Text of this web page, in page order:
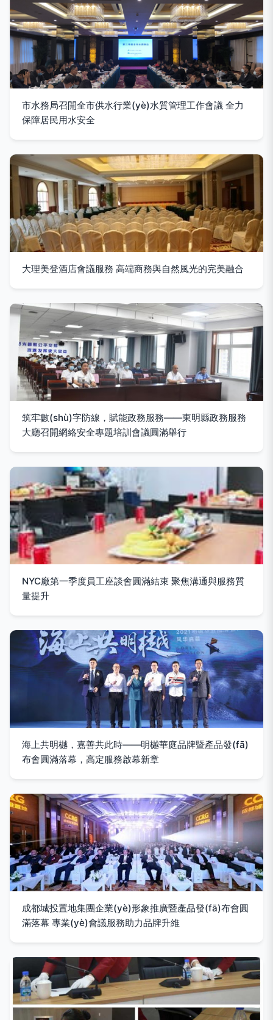
市水務局召開全市供水行業(yè)水質管理工作會議 全力
保障居民用水安全
大理美登酒店會議服務 高端商務與自然風光的完美融合
筑牢數(shù)字防線，賦能政務服務——東明縣政務服務
大廳召開網絡安全專題培訓會議圓滿舉行
NYC廠第一季度員工座談會圓滿結束 聚焦溝通與服務質
量提升
海上共明樾，嘉善共此時——明樾華庭品牌暨產品發(fā)
布會圓滿落幕，高定服務啟幕新章
成都城投置地集團企業(yè)形象推廣暨產品發(fā)布會圓
滿落幕 專業(yè)會議服務助力品牌升維